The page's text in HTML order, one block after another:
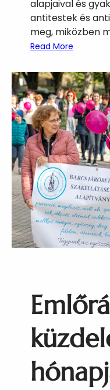
alapjaival és
antitestek és
meg, miközben
Read More
e
m
z
e
t
i
T
u
d
ó
s
k
é
A
k
d
m
i